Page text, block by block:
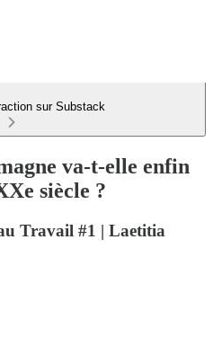
sur Substack
va-t-elle enfin
siècle ?
Travail #1 | Laetitia